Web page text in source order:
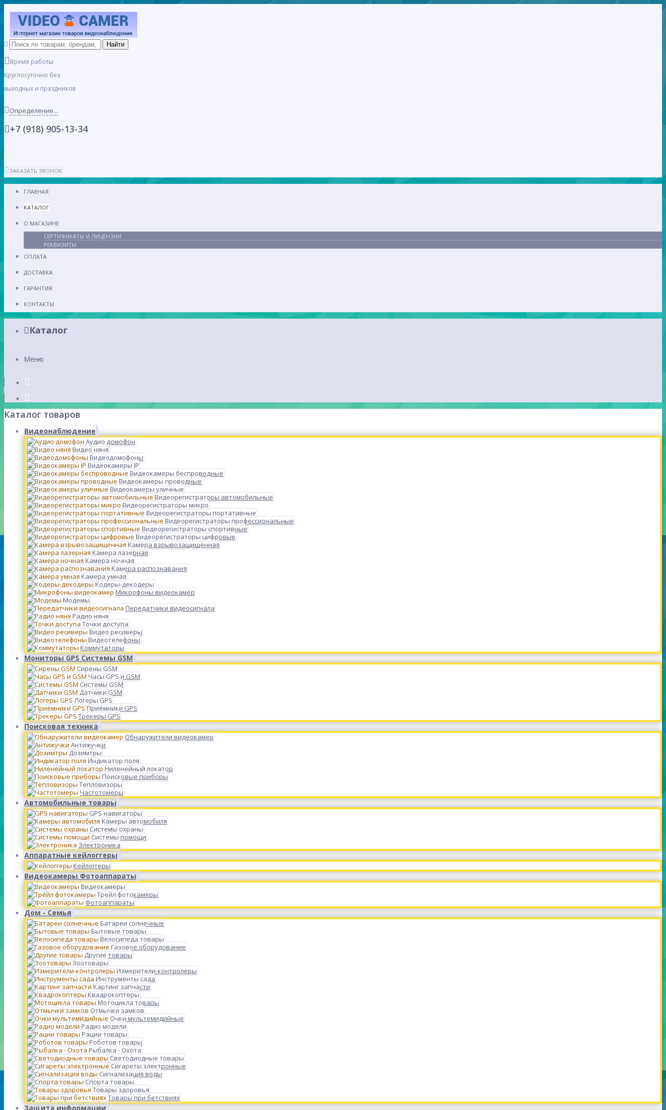
Время работы:
Круглосуточно без
выходных и праздников
Определение...
+7 (918) 905-13-34
ЗАКАЗАТЬ ЗВОНОК
ГЛАВНАЯ
КАТАЛОГ
О МАГАЗИНЕ
СЕРТИФИКАТЫ И ЛИЦЕНЗИИ
РЕКВИЗИТЫ
ОПЛАТА
ДОСТАВКА
ГАРАНТИЯ
КОНТАКТЫ
Каталог
Меню
Каталог товаров
Видеонаблюдение
Аудио домофон
Видео няня
Видеодомофоны
Видеокамеры IP
Видеокамеры беспроводные
Видеокамеры проводные
Видеокамеры уличные
Видеорегистраторы автомобильные
Видеорегистраторы микро
Видеорегистраторы портативные
Видеорегистраторы профессиональные
Видеорегистраторы спортивные
Видеорегистраторы цифровые
Камера взрывозащищенная
Камера лазерная
Камера ночная
Камера распознавания
Камера умная
Кодеры-декодеры
Микрофоны видеокамер
Модемы
Передатчики видеосигнала
Радио няня
Точки доступа
Видео ресиверы
Видеотелефоны
Коммутаторы
Мониторы GPS Системы GSM
Сирены GSM
Часы GPS и GSM
Системы GSM
Датчики GSM
Логеры GPS
Приёмники GPS
Трекеры GPS
Поисковая техника
Обнаружители видеокамер
Антижучки
Дозимтры
Индикатор поля
Ниленейный локатор
Поисковые приборы
Тепловизоры
Частотомеры
Автомобильные товары
GPS навигаторы
Камеры автомобиля
Системы охраны
Системы помощи
Электроника
Аппаратные кейлоггеры
Кейлоггеры
Видеокамеры Фотоаппараты
Видеокамеры
Трейл фотокамеры
Фотоаппараты
Дом - Семья
Батареи солнечные
Бытовые товары
Велосипеда товары
Газовое оборудование
Другие товары
Зоотовары
Измерители-контролеры
Инструменты сада
Картинг запчасти
Квадрокоптеры
Мотоцикла товары
Отмычки замков
Очки мультемидийные
Радио модели
Рации товары
Роботов товары
Рыбалка - Охота
Светодиодные товары
Сигареты электронные
Сигнализация воды
Спорта товары
Товары здоровья
Товары при бетствиях
Защита информации